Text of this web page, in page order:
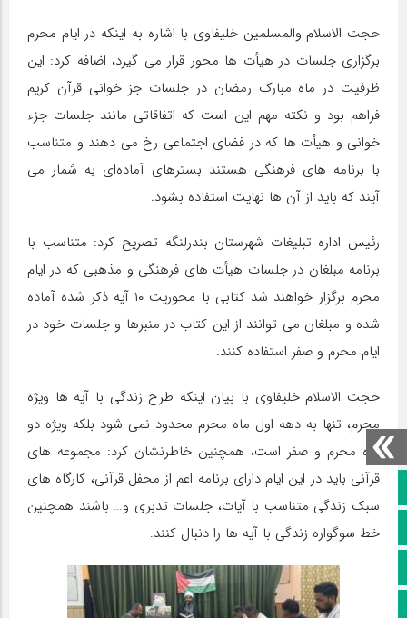
صفحه نخست
کانال سروش
حجت الاسلام والمسلمین خلیفاوی با اشاره به اینکه در ایام محرم
برگزاری جلسات در هیأت ها محور قرار می گیرد، اضافه کرد: این
ظرفیت در ماه مبارک رمضان در جلسات جز خوانی قرآن کریم
فراهم بود و نکته مهم این است که اتفاقاتی مانند جلسات جزء
خوانی و هیأت ها که در فضای اجتماعی رخ می دهند و متناسب
با برنامه های فرهنگی هستند بسترهای آماده‌ای به شمار می
آیند که باید از آن ها نهایت استفاده بشود.
رئیس اداره تبلیغات شهرستان بندرلنگه تصریح کرد: متناسب با
برنامه مبلغان در جلسات هیأت های فرهنگی و مذهبی که در ایام
محرم برگزار خواهند شد کتابی با محوریت ۱۰ آیه ذکر شده آماده
شده و مبلغان می توانند از این کتاب در منبرها و جلسات خود در
ایام محرم و صفر استفاده کنند.
حجت الاسلام خلیفاوی با بیان اینکه طرح زندگی با آیه ها ویژه
محرم، تنها به دهه اول ماه محرم محدود نمی شود بلکه ویژه دو
ماه محرم و صفر است، همچنین خاطرنشان کرد: مجموعه های
قرآنی باید در این ایام دارای برنامه اعم از محفل قرآنی، کارگاه های
سبک زندگی متناسب با آیات، جلسات تدبری و… باشند همچنین
خط سوگواره زندگی با آیه ها را دنبال کنند.